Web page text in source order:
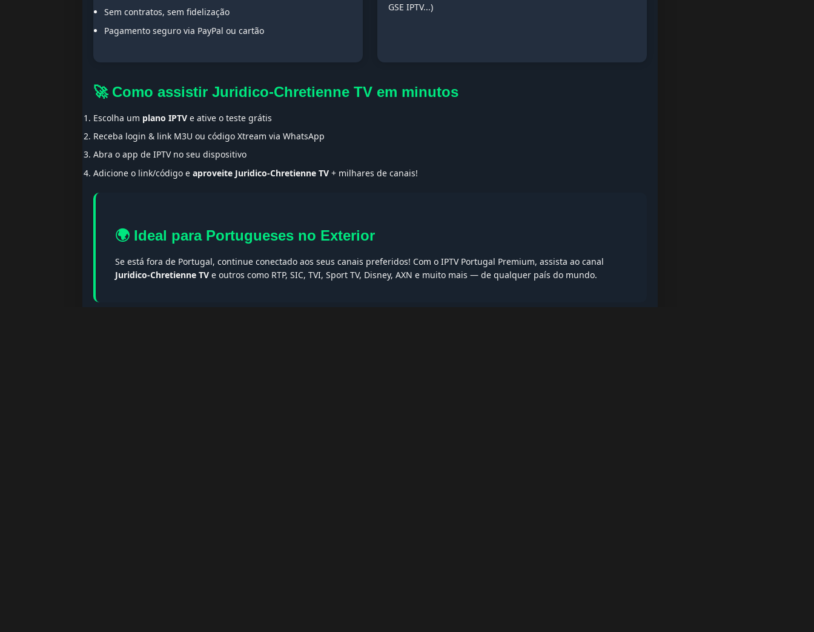
Sem contratos, sem fidelização
Pagamento seguro via PayPal ou cartão
GSE IPTV...)
🚀 Como assistir Juridico-Chretienne TV em minutos
Escolha um plano IPTV e ative o teste grátis
Receba login & link M3U ou código Xtream via WhatsApp
Abra o app de IPTV no seu dispositivo
Adicione o link/código e aproveite Juridico-Chretienne TV + milhares de canais!
🌍 Ideal para Portugueses no Exterior
Se está fora de Portugal, continue conectado aos seus canais preferidos! Com o IPTV Portugal Premium, assista ao canal
Juridico-Chretienne TV e outros como RTP, SIC, TVI, Sport TV, Disney, AXN e muito mais — de qualquer país do mundo.